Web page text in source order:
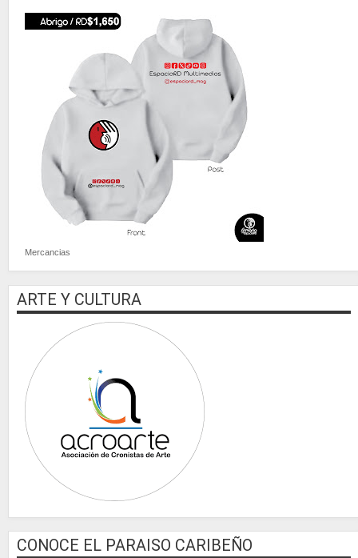
Mercancias
ARTE Y CULTURA
CONOCE EL PARAISO CARIBEÑO